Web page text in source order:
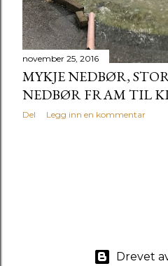
november 25, 2016
MYKJE NEDBØR,
NEDBØR FRAM TIL
Del Legg inn en kommentar
Drevet